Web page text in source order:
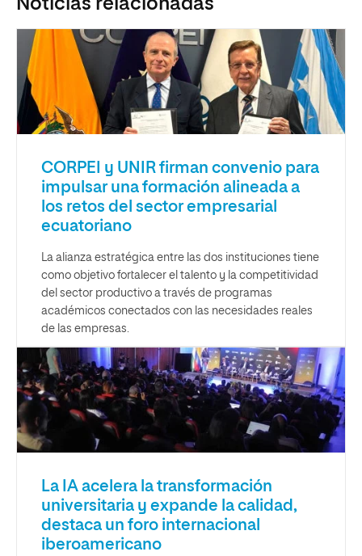
CORPEI y UNIR firman convenio para
impulsar una formación alineada a
los retos del sector empresarial
ecuatoriano
La alianza estratégica entre las dos instituciones tiene
como objetivo fortalecer el talento y la competitividad
del sector productivo a través de programas
académicos conectados con las necesidades reales
de las empresas.
La IA acelera la transformación
universitaria y expande la calidad,
destaca un foro internacional
iberoamericano